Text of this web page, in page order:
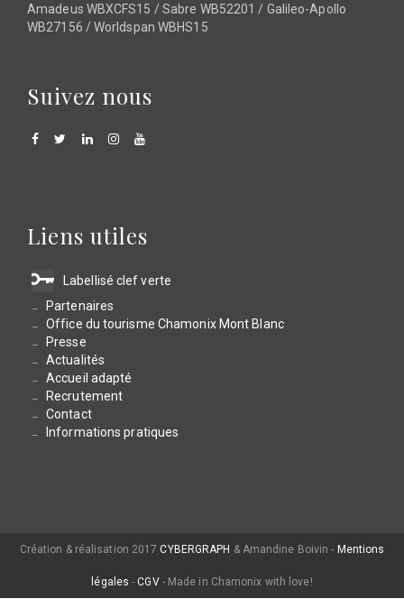
Amadeus WBXCFS15 / Sabre WB52201 / Galileo-Apollo
WB27156 / Worldspan WBHS15
Suivez nous
Liens utiles
Labellisé clef verte
Partenaires
Office du tourisme Chamonix Mont Blanc
Presse
Actualités
Accueil adapté
Recrutement
Contact
Informations pratiques
Création & réalisation 2017CYBERGRAPH & Amandine Boivin - Mentions
légales -CGV- Made in Chamonix with love!